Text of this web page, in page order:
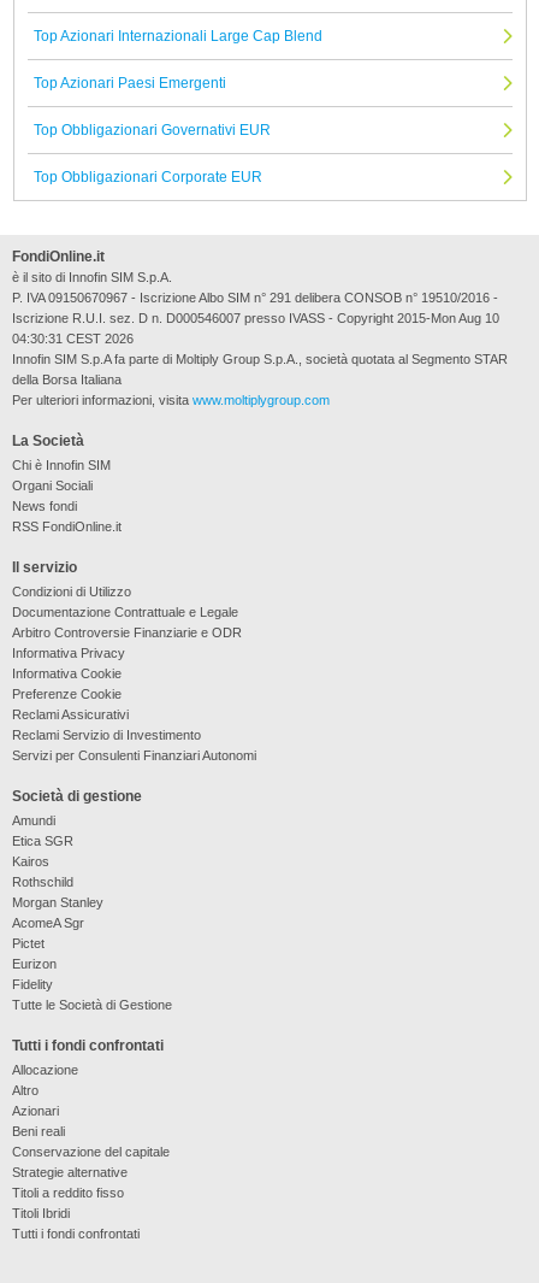
Top Azionari Internazionali Large Cap Blend
Top Azionari Paesi Emergenti
Top Obbligazionari Governativi EUR
Top Obbligazionari Corporate EUR
La Società
Chi è Innofin SIM
Organi Sociali
News fondi
RSS FondiOnline.it
Il servizio
Condizioni di Utilizzo
Documentazione Contrattuale e Legale
Arbitro Controversie Finanziarie e ODR
Informativa Privacy
Informativa Cookie
Preferenze Cookie
Reclami Assicurativi
Reclami Servizio di Investimento
Servizi per Consulenti Finanziari Autonomi
Società di gestione
Amundi
Etica SGR
Kairos
Rothschild
Morgan Stanley
AcomeA Sgr
Pictet
Eurizon
Fidelity
Tutte le Società di Gestione
Tutti i fondi confrontati
Allocazione
Altro
Azionari
Beni reali
Conservazione del capitale
Strategie alternative
Titoli a reddito fisso
Titoli Ibridi
Tutti i fondi confrontati
FondiOnline.it
è il sito di Innofin SIM S.p.A.
P. IVA 09150670967 - Iscrizione Albo SIM n° 291 delibera CONSOB n° 19510/2016 -
Iscrizione R.U.I. sez. D n. D000546007 presso IVASS - Copyright 2015-Mon Aug 10
04:30:31 CEST 2026
Innofin SIM S.p.A fa parte di Moltiply Group S.p.A., società quotata al Segmento STAR
della Borsa Italiana
Per ulteriori informazioni, visita www.moltiplygroup.com